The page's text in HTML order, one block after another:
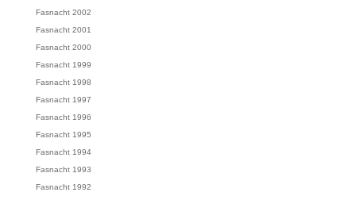
Fasnacht 2002
Fasnacht 2001
Fasnacht 2000
Fasnacht 1999
Fasnacht 1998
Fasnacht 1997
Fasnacht 1996
Fasnacht 1995
Fasnacht 1994
Fasnacht 1993
Fasnacht 1992